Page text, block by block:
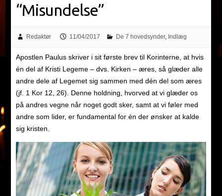
“Misundelse”
Redaktør 11/04/2017 De 7 hovedsynder, Indlæg
Apostlen Paulus skriver i sit første brev til Korinterne, at hvis
én del af Kristi Legeme – dvs. Kirken – æres, så glæder alle
andre dele af Legemet sig sammen med dén del som æres
(jf. 1 Kor 12, 26). Denne holdning, hvorved at vi glæder os
på andres vegne når noget godt sker, samt at vi føler med
andre som lider, er fundamental for én der ønsker at kalde
sig kristen.